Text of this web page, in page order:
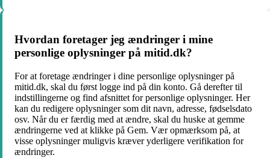
Hvordan foretager jeg ændringer i mine
personlige oplysninger på mitid.dk?
For at foretage ændringer i dine personlige oplysninger på
mitid.dk, skal du først logge ind på din konto. Gå derefter til
indstillingerne og find afsnittet for personlige oplysninger. Her
kan du redigere oplysninger som dit navn, adresse, fødselsdato
osv. Når du er færdig med at ændre, skal du huske at gemme
ændringerne ved at klikke på Gem. Vær opmærksom på, at
visse oplysninger muligvis kræver yderligere verifikation for
ændringer.